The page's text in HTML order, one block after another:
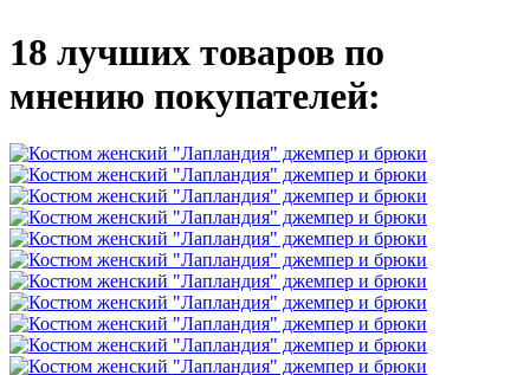
18 лучших товаров по
мнению покупателей: